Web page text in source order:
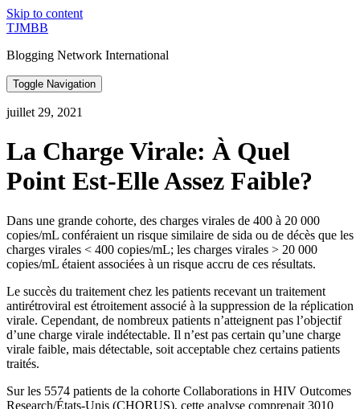
Skip to content
TJMBB
Blogging Network International
Toggle Navigation
juillet 29, 2021
La Charge Virale: À Quel
Point Est-Elle Assez Faible?
Dans une grande cohorte, des charges virales de 400 à 20 000
copies/mL conféraient un risque similaire de sida ou de décès que les
charges virales < 400 copies/mL; les charges virales > 20 000
copies/mL étaient associées à un risque accru de ces résultats.
Le succès du traitement chez les patients recevant un traitement
antirétroviral est étroitement associé à la suppression de la réplication
virale. Cependant, de nombreux patients n’atteignent pas l’objectif
d’une charge virale indétectable. Il n’est pas certain qu’une charge
virale faible, mais détectable, soit acceptable chez certains patients
traités.
Sur les 5574 patients de la cohorte Collaborations in HIV Outcomes
Research/États-Unis (CHORUS), cette analyse comprenait 3010